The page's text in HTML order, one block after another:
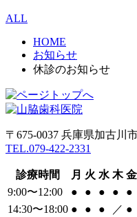
ALL
HOME
お知らせ
休診のお知らせ
〒675-0037 兵庫県加古川
TEL.079-422-2331
診療時間 月 火 水 木 金
9:00〜12:00
● ● ● ● ●
14:30〜18:00 ● ● ● ／ ●